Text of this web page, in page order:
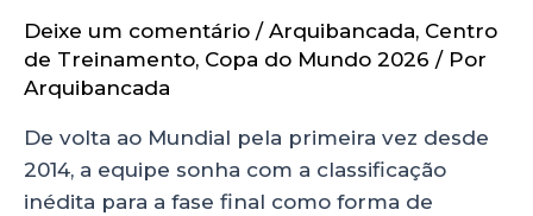
Deixe um comentário / Arquibancada, Centro
de Treinamento, Copa do Mundo 2026 / Por
Arquibancada
De volta ao Mundial pela primeira vez desde
2014, a equipe sonha com a classificação
inédita para a fase final como forma de